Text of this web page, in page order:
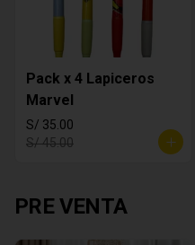
Pack x 4 Lapiceros
Marvel
S/ 35.00
S/ 45.00
PRE VENTA